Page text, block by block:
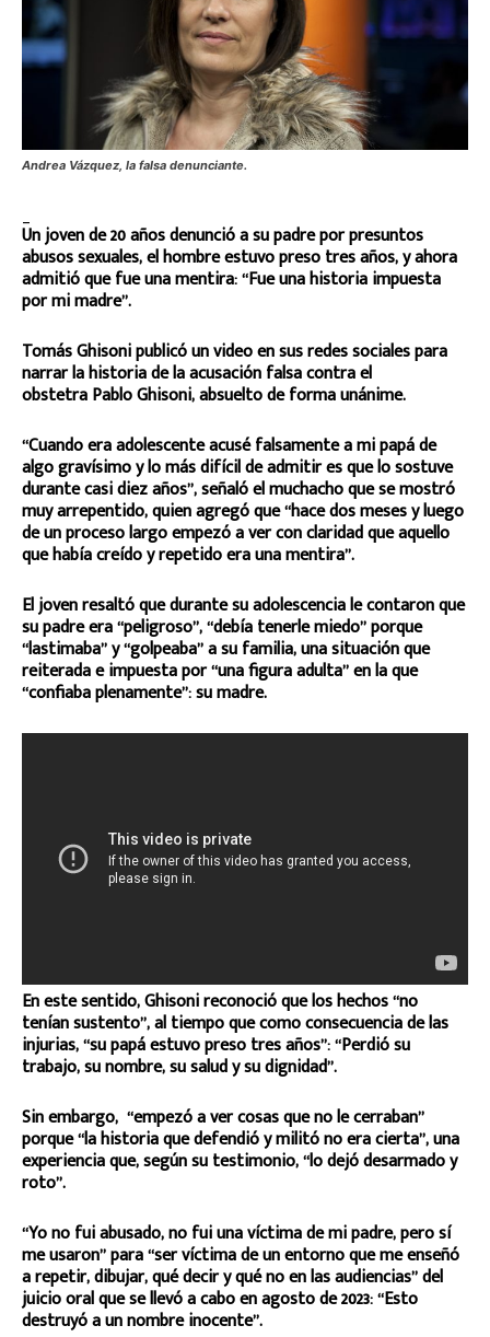
Andrea Vázquez, la falsa denunciante.
Un joven de 20 años denunció a su padre por presuntos
abusos sexuales, el hombre estuvo preso tres años, y ahora
admitió que fue una mentira: “Fue una historia impuesta
por mi madre”.
Tomás Ghisoni publicó un video en sus redes sociales para
narrar la historia de la acusación falsa contra el
obstetra Pablo Ghisoni, absuelto de forma unánime.
“Cuando era adolescente acusé falsamente a mi papá de
algo gravísimo y lo más difícil de admitir es que lo sostuve
durante casi diez años”, señaló el muchacho que se mostró
muy arrepentido, quien agregó que “hace dos meses y luego
de un proceso largo empezó a ver con claridad que aquello
que había creído y repetido era una mentira”.
El joven resaltó que durante su adolescencia le contaron que
su padre era “peligroso”, “debía tenerle miedo” porque
“lastimaba” y “golpeaba” a su familia, una situación que
reiterada e impuesta por “una figura adulta” en la que
“confiaba plenamente”: su madre.
En este sentido, Ghisoni reconoció que los hechos “no
tenían sustento”, al tiempo que como consecuencia de las
injurias, “su papá estuvo preso tres años”: “Perdió su
trabajo, su nombre, su salud y su dignidad”.
Sin embargo, “empezó a ver cosas que no le cerraban”
porque “la historia que defendió y militó no era cierta”, una
experiencia que, según su testimonio, “lo dejó desarmado y
roto”.
“Yo no fui abusado, no fui una víctima de mi padre, pero sí
me usaron” para “ser víctima de un entorno que me enseñó
a repetir, dibujar, qué decir y qué no en las audiencias” del
juicio oral que se llevó a cabo en agosto de 2023: “Esto
destruyó a un nombre inocente”.